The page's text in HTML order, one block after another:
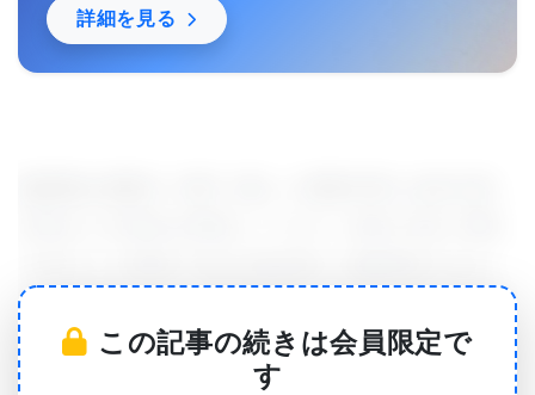
詳細を見る
偏頭痛患者の中には視覚異常や､アウラと呼ばれる身
体症状を経験する者もいる｡しかし､偏頭痛の特徴や
発作のタイプは患者ごとに様々で､診断は難しい｡そ
この記事の続きは会員限定で
す